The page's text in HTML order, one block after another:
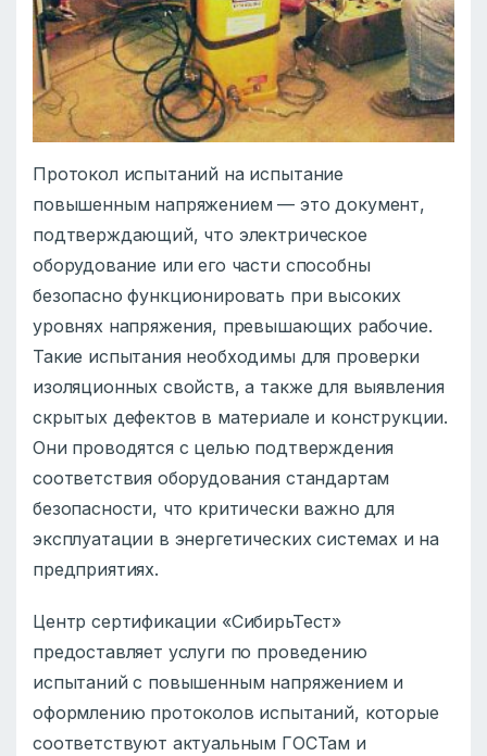
Протокол испытаний на испытание
повышенным напряжением — это документ,
подтверждающий, что электрическое
оборудование или его части способны
безопасно функционировать при высоких
уровнях напряжения, превышающих рабочие.
Такие испытания необходимы для проверки
изоляционных свойств, а также для выявления
скрытых дефектов в материале и конструкции.
Они проводятся с целью подтверждения
соответствия оборудования стандартам
безопасности, что критически важно для
эксплуатации в энергетических системах и на
предприятиях.
Центр сертификации «СибирьТест»
предоставляет услуги по проведению
испытаний с повышенным напряжением и
оформлению протоколов испытаний, которые
соответствуют актуальным ГОСТам и